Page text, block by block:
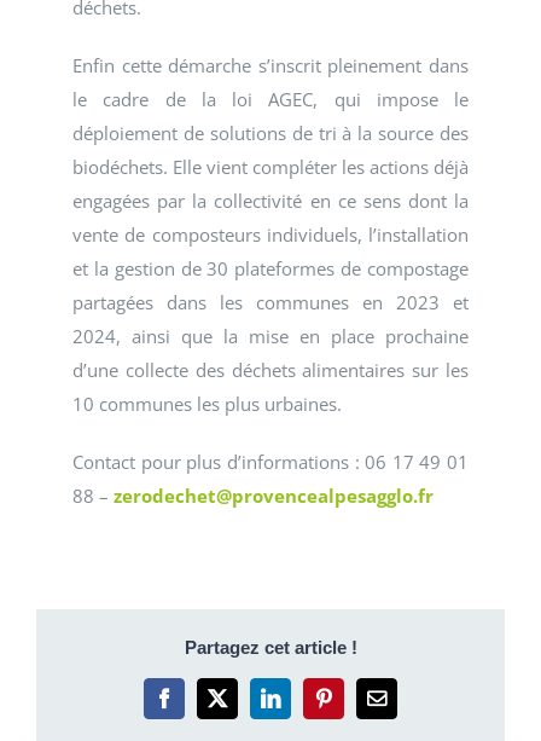
déchets.
Enfin cette démarche s’inscrit pleinement dans
le cadre de la loi AGEC, qui impose le
déploiement de solutions de tri à la source des
biodéchets. Elle vient compléter les actions déjà
engagées par la collectivité en ce sens dont la
vente de composteurs individuels, l’installation
et la gestion de 30 plateformes de compostage
partagées dans les communes en 2023 et
2024, ainsi que la mise en place prochaine
d’une collecte des déchets alimentaires sur les
10 communes les plus urbaines.
Contact pour plus d’informations : 06 17 49 01
88 – zerodechet@provencealpesagglo.fr
Partagez cet article !
Facebook
X LinkedInPinterestEmail